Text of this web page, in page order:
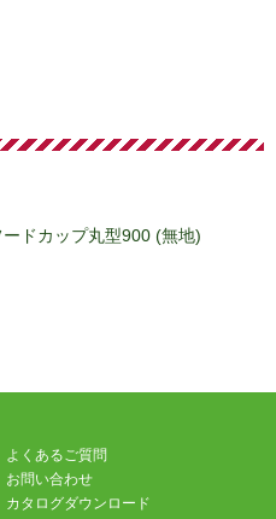
ドカップ丸型900 (無地)
よくあるご質問
お問い合わせ
カタログダウンロード